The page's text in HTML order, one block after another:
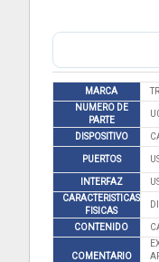
MARCA
NUMERO DE
PARTE
DISPOSITIVO
PUERTOS
INTERFAZ
CARACTERISTICAS
FISICAS
CONTENIDO
COMENTARIO